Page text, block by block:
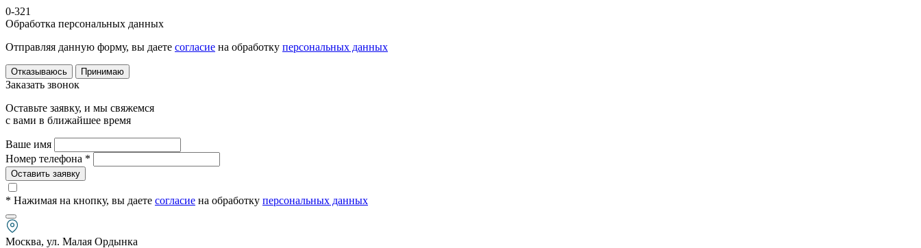
0-321
Обработка персональных данных
Отправляя данную форму, вы даете согласие на обработку персональных данных
Отказываюсь Принимаю
Заказать звонок
Оставьте заявку, и мы свяжемся
с вами в ближайшее время
Ваше имя
Номер телефона *
Оставить заявку
* Нажимая на кнопку, вы даете согласие на обработку персональных данных
Москва, ул. Малая Ордынка